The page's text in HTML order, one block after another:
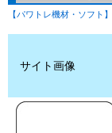
【パワトレ機材・ソフト】
サイト画像